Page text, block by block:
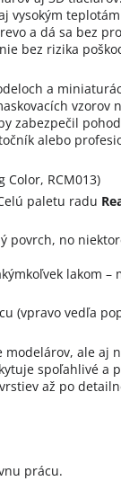
vysokým
a dá sa bez
bez rizika
a
vzorov
zabezpečil
alebo
RCM013)
paletu radu
povrch, no
lakom –
(vpravo vedľa
ale aj
spoľahlivé a
až po
prácu.